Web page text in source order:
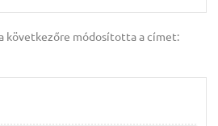
következőre módosította a címet: